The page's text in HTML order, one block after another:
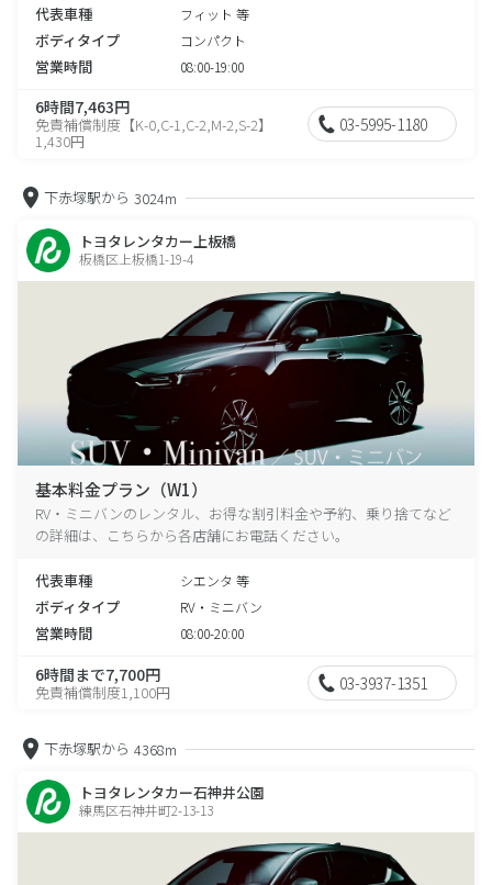
代表車種 フィット 等
ボディタイプ コンパクト
営業時間 08:00-19:00
6時間7,463円
免責補償制度【K-0,C-1,C-2,M-2,S-2】
1,430円
03-5995-1180
下赤塚駅から 3024m
トヨタレンタカー上板橋
板橋区上板橋1-19-4
基本料金プラン（W1）
RV・ミニバンのレンタル、お得な割引料金や予約、乗り捨てなど
の詳細は、こちらから各店舗にお電話ください。
代表車種 シエンタ 等
ボディタイプ RV・ミニバン
営業時間 08:00-20:00
6時間まで7,700円
免責補償制度1,100円 03-3937-1351
下赤塚駅から 4368m
トヨタレンタカー石神井公園
練馬区石神井町2-13-13